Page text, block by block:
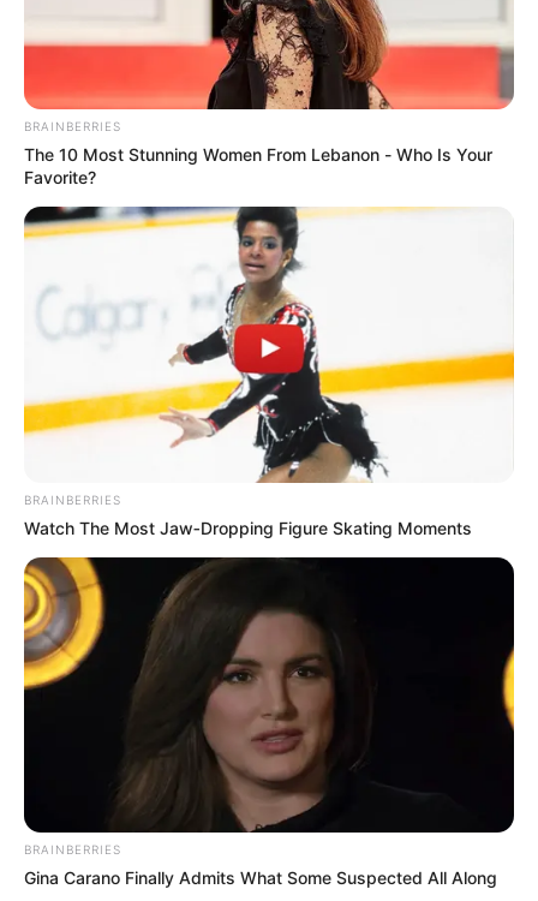
MALTRATO ANIMAL
Perrito murió mientras lo
presunta negligencia en
Caldas, Antioquia
JUDICIALIZACIÓN
Cayó el tercer implicado
en la desaparición del
ingeniero forestal Andrés
Camilo Peláez
CAPTURAS
en Norte de Santander:
cárcel para cinco
procesados por abuso a
porte de armas
NOTICIAS MEDELLÍN
Judicializan a pareja por el
homicidio de un joven en
bus de Medellín
QUIBDÓ - CHOCÓ
BRAINBERRIES
The 10 Most Stunning Women From Lebanon - Who Is Your
Favorite?
BRAINBERRIES
Watch The Most Jaw‑Dropping Figure Skating Moments
BRAINBERRIES
Gina Carano Finally Admits What Some Suspected All Along